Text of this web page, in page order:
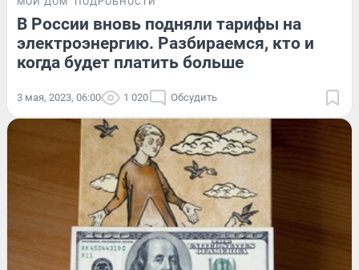
В России вновь подняли тарифы на
электроэнергию. Разбираемся, кто и
когда будет платить больше
3 мая, 2023, 06:00 1 020 Обсудить